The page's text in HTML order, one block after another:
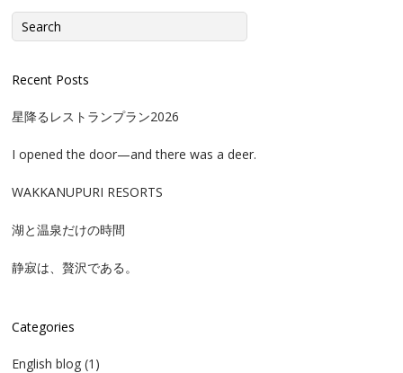
Recent Posts
星降るレストランプラン2026
I opened the door—and there was a deer.
WAKKANUPURI RESORTS
湖と温泉だけの時間
静寂は、贅沢である。
Categories
English blog (1)